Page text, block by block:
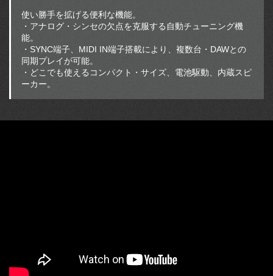
使い勝手を拡げる便利な機能。
・アナログ・シンセの欠点を克服する自動チューニング機
能。
・SYNC端子、MIDI IN端子搭載により、複数台・DAWとの
同期プレイが可能。
・どこでも使えるコンパクト・サイズ、電池駆動、内蔵スピ
ーカー。